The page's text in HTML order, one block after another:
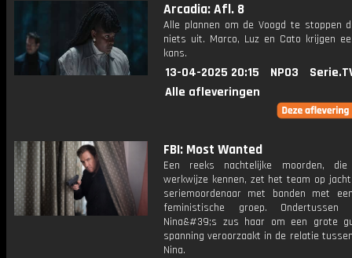
Arcadia: Afl. 8
Alle plannen om de Voogd te stoppen
niets uit. Marco, Luz en Cato krijgen
kans.
13-04-2025 20:15 NPO3
Alle afleveringen
FBI: Most Wanted
Een reeks nachtelijke moorden, die
werkwijze kennen, zet het team op
seriemoordenaar met banden met
feministische groep.
Nina&#39;s zus haar om een ​​grote
spanning veroorzaakt in de relatie
Nina.